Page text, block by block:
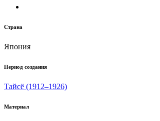
Страна
Япония
Период создания
Тайсё (1912–1926)
Материал